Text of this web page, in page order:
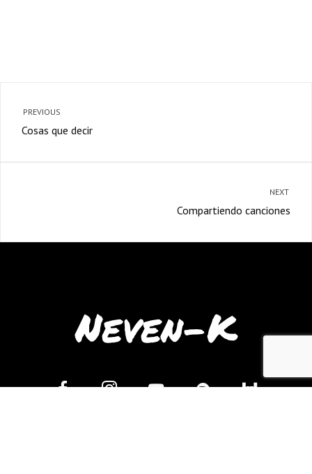
PREVIOUS
Cosas que decir
NEXT
Compartiendo canciones
Neven-K